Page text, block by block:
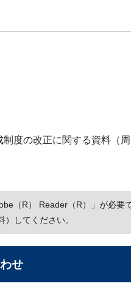
度の改正に関する資料（
（R） Reader（R）」が必要
してください。
せ